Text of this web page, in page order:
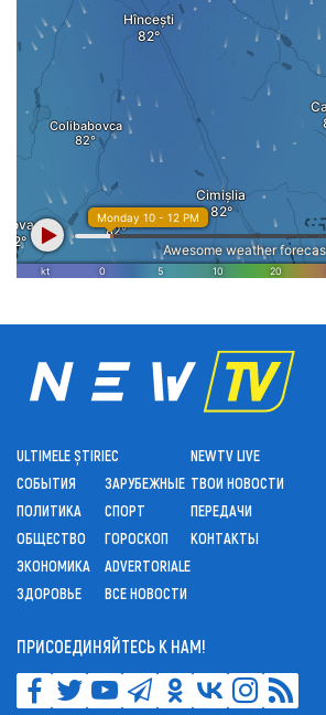
ULTIMELE ȘTIRI
СОБЫТИЯ
ПОЛИТИКА
ОБЩЕСТВО
ЭКОНОМИКА
ЗДОРОВЬЕ
ЕС
ЗАРУБЕЖНЫЕ
СПОРТ
ГОРОСКОП
ADVERTORIALE
ВСЕ НОВОСТИ
NEWTV LIVE
ТВОИ НОВОСТИ
ПЕРЕДАЧИ
КОНТАКТЫ
ПРИСОЕДИНЯЙТЕСЬ К НАМ!